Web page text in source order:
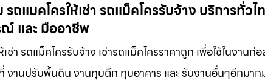
แมคโครให้เช่า รถแม็คโครรับจ้าง บริการทั่วไ
และ มืออาชีพ
รถแม็คโครรับจ้าง เช่ารถแม็คโครราคาถูก เพื่อใช้ในงานก่
านปรับพื้นดิน งานทุบตึก ทุบอาคาร และ รับงานอื่นๆอีกมาก